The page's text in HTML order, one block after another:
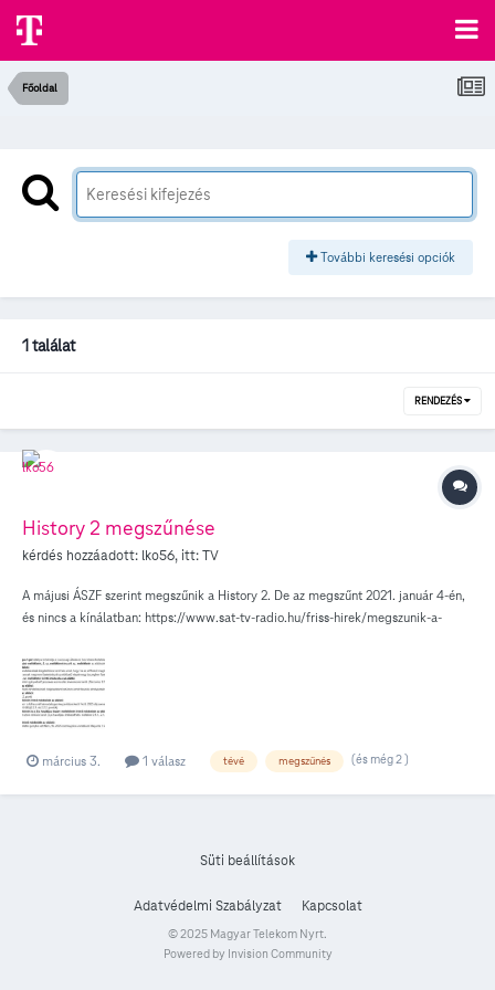
Főoldal
További keresési opciók
1 találat
RENDEZÉS
History 2 megszűnése
kérdés hozzáadott: lko56, itt:TV
A májusi ÁSZF szerint megszűnik a History 2. De az megszűnt 2021. január 4-én,
és nincs a kínálatban: https://www.sat-tv-radio.hu/friss-hirek/megszunik-a-
március 3. 1 válasz tévé megszűnés (és még 2 )
Süti beállítások
Adatvédelmi Szabályzat Kapcsolat
© 2025 Magyar Telekom Nyrt.
Powered by Invision Community